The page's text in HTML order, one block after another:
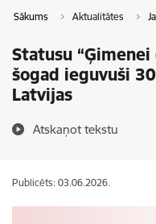
Sākums Aktualitātes
Statusu
šogad ieguvuši
Latvijas
Atskaņot tekstu
Publicēts: 03.06.2026.